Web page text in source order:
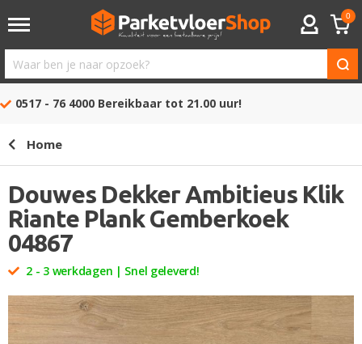
ACCOUNT
0
Waar
ben
opzoek?
0517 - 76 4000 Bereikbaar tot 21.00 uur!
Home
Douwes Dekker Ambitieus Klik
Riante Plank Gemberkoek
04867
2 - 3 werkdagen | Snel geleverd!
Ga
naar
het